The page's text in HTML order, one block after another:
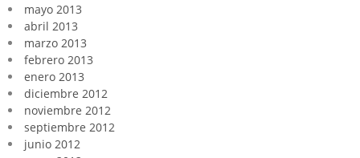
mayo 2013
abril 2013
marzo 2013
febrero 2013
enero 2013
diciembre 2012
noviembre 2012
septiembre 2012
junio 2012